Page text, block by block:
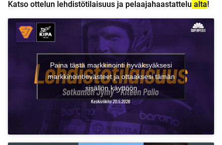
Katso ottelun lehdistötilaisuus ja pelaajahaastattelu alta!
Paina tästä markkinointi hyväksyäksesi
markkinointievästeet ja ottaaksesi tämän
sisällön käyttöön